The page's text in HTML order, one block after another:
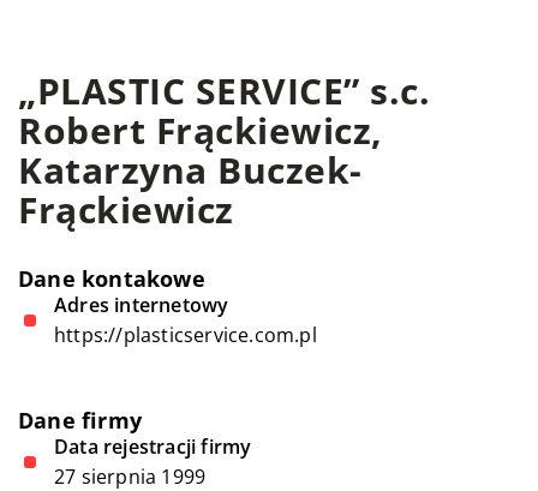
„PLASTIC SERVICE” s.c.
Robert Frąckiewicz,
Katarzyna Buczek-
Frąckiewicz
Dane kontakowe
Adres internetowy
https://plasticservice.com.pl
Dane firmy
Data rejestracji firmy
27 sierpnia 1999